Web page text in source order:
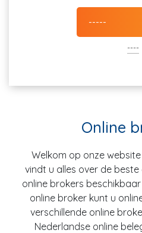
-----
----
Online
Welkom op onze
vindt u alles over de
online brokers
online broker kunt u
verschillende online
Nederlandse online